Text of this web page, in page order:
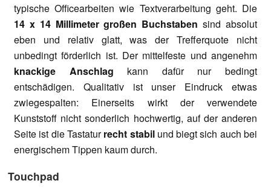
typische Officearbeiten wie Textverarbeitung geht. Die
14 x 14 Millimeter großen Buchstaben sind absolut
eben und relativ glatt, was der Trefferquote nicht
unbedingt förderlich ist. Der mittelfeste und angenehm
knackige Anschlag kann dafür nur bedingt
entschädigen. Qualitativ ist unser Eindruck etwas
zwiegespalten: Einerseits wirkt der verwendete
Kunststoff nicht sonderlich hochwertig, auf der anderen
Seite ist die Tastaturrecht stabilund biegt sich auch bei
energischem Tippen kaum durch.
Touchpad